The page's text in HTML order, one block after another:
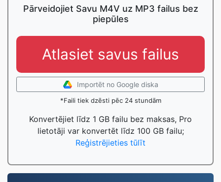
Pārveidojiet Savu M4V uz MP3 failus bez
piepūles
Atlasiet savus failus
Importēt no Google diska
*Faili tiek dzēsti pēc 24 stundām
Konvertējiet līdz 1 GB failu bez maksas, Pro
lietotāji var konvertēt līdz 100 GB failu;
Reģistrējieties tūlīt